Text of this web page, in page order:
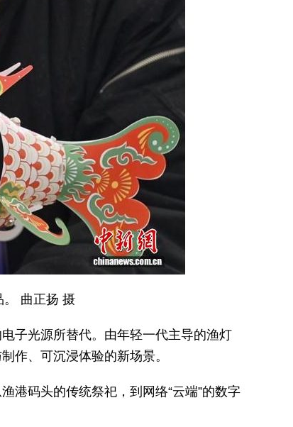
。 曲正扬 摄
子光源所替代。由年轻一代主导的渔灯
作、可沉浸体验的新场景。
港码头的传统祭祀，到网络“云端”的数字